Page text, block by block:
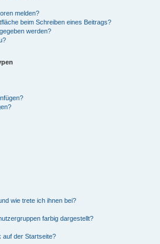
melden?
beim Schreiben eines Beitrags?
werden?
wie trete ich ihnen bei?
farbig dargestellt?
auf der Startseite?